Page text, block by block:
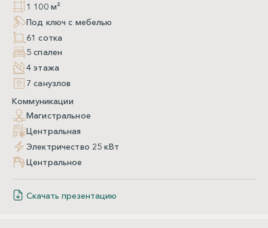
1 100 м²
Под ключ с мебелью
61 сотка
5 спален
4 этажа
7 санузлов
Коммуникации
Магистральное
Центральная
Электричество 25 кВт
Центральное
Скачать презентацию